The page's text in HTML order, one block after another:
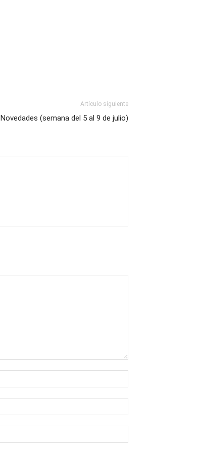
Artículo siguiente
Novedades (semana del 5 al 9 de julio)